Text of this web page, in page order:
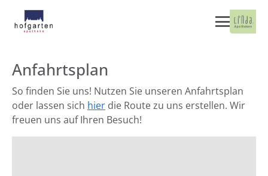
Anfahrtsplan
So finden Sie uns! Nutzen Sie unseren Anfahrtsplan
oder lassen sich hier die Route zu uns erstellen. Wir
freuen uns auf Ihren Besuch!